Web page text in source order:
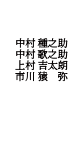
中村 種之助
中村 歌之助
上村 吉太朗
市川 猿 弥